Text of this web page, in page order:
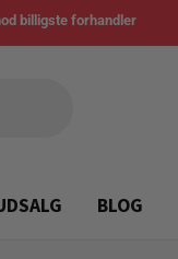
billigste forhandler
BLOG